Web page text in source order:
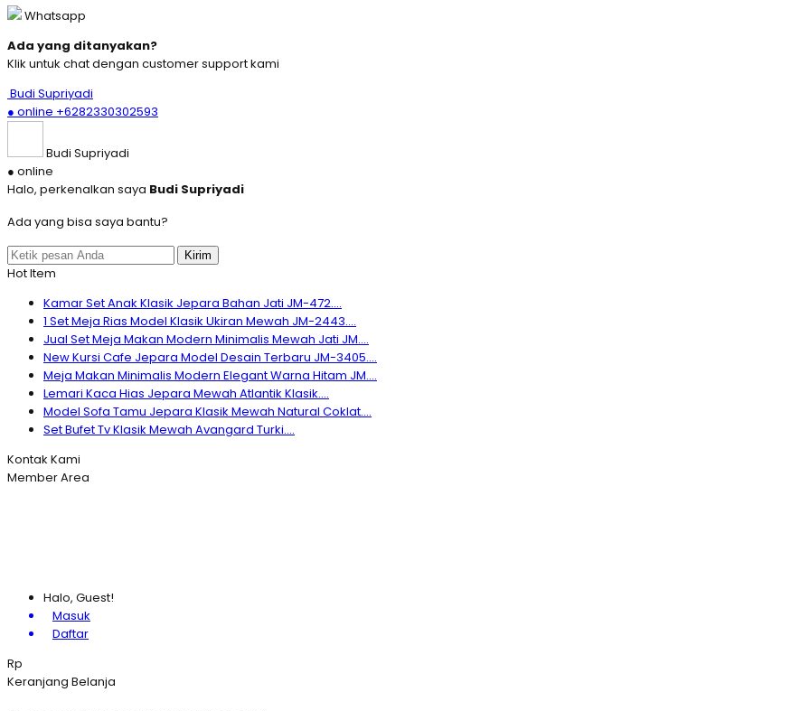
Whatsapp
Ada yang ditanyakan?
Klik untuk chat dengan customer support kami
Budi Supriyadi
● online +6282330302593
Budi Supriyadi
● online
Halo, perkenalkan saya Budi Supriyadi
Ada yang bisa saya bantu?
Kirim
Hot Item
Kamar Set Anak Klasik Jepara Bahan Jati JM-472....
1 Set Meja Rias Model Klasik Ukiran Mewah JM-2443....
Jual Set Meja Makan Modern Minimalis Mewah Jati JM....
New Kursi Cafe Jepara Model Desain Terbaru JM-3405....
Meja Makan Minimalis Modern Elegant Warna Hitam JM....
Lemari Kaca Hias Jepara Mewah Atlantik Klasik....
Model Sofa Tamu Jepara Klasik Mewah Natural Coklat....
Set Bufet Tv Klasik Mewah Avangard Turki....
Kontak Kami
Member Area
Halo, Guest!
Masuk
Daftar
Rp
Keranjang Belanja